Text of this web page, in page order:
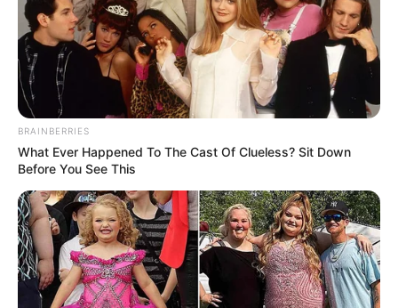
BRAINBERRIES
What Ever Happened To The Cast Of Clueless? Sit Down
Before You See This